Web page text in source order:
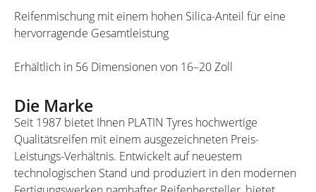
Reifenmischung mit einem hohen Silica-Anteil für eine
hervorragende Gesamtleistung
Erhältlich in 56 Dimensionen von 16–20 Zoll
Die Marke
Seit 1987 bietet Ihnen PLATIN Tyres hochwertige
Qualitätsreifen mit einem ausgezeichneten Preis-
Leistungs-Verhältnis. Entwickelt auf neuestem
technologischen Stand und produziert in den modernen